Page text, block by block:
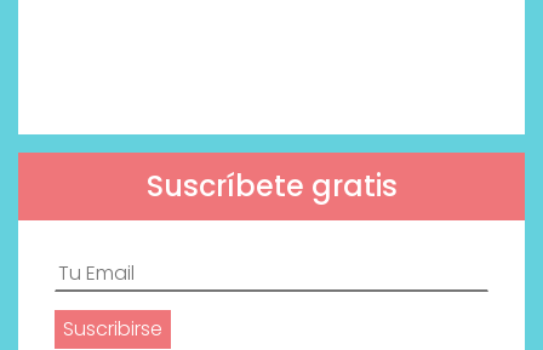
Suscríbete gratis